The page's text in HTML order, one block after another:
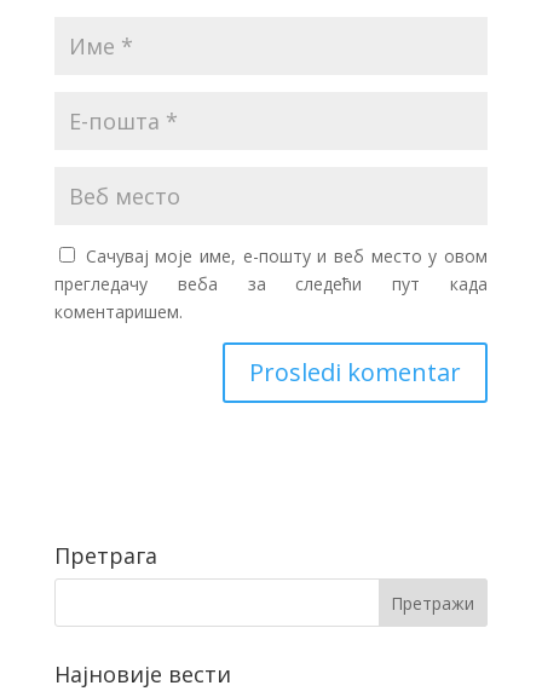
Сачувај моје име, е-пошту и веб место у овом
прегледачу веба за следећи пут када
коментаришем.
Претрага
Најновије вести